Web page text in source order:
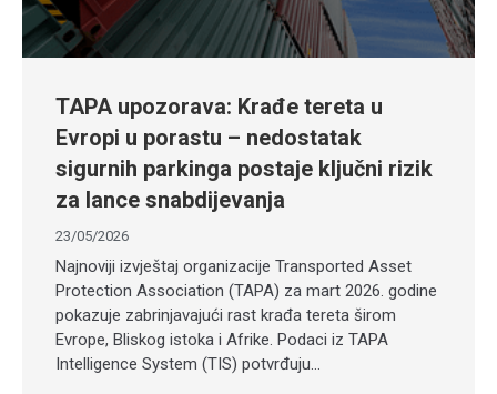
TAPA upozorava: Krađe tereta u
Evropi u porastu – nedostatak
sigurnih parkinga postaje ključni rizik
za lance snabdijevanja
23/05/2026
Najnoviji izvještaj organizacije Transported Asset
Protection Association (TAPA) za mart 2026. godine
pokazuje zabrinjavajući rast krađa tereta širom
Evrope, Bliskog istoka i Afrike. Podaci iz TAPA
Intelligence System (TIS) potvrđuju…